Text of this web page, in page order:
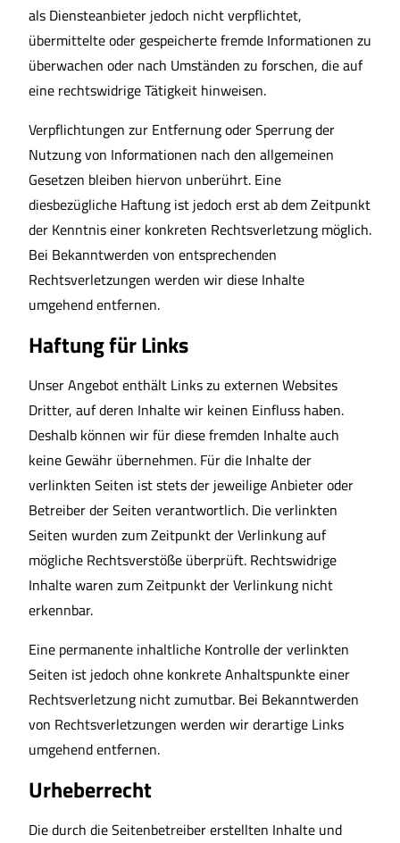
als Diensteanbieter jedoch nicht verpflichtet,
übermittelte oder gespeicherte fremde Informationen zu
überwachen oder nach Umständen zu forschen, die auf
eine rechtswidrige Tätigkeit hinweisen.
Verpflichtungen zur Entfernung oder Sperrung der
Nutzung von Informationen nach den allgemeinen
Gesetzen bleiben hiervon unberührt. Eine
diesbezügliche Haftung ist jedoch erst ab dem Zeitpunkt
der Kenntnis einer konkreten Rechtsverletzung möglich.
Bei Bekanntwerden von entsprechenden
Rechtsverletzungen werden wir diese Inhalte
umgehend entfernen.
Haftung für Links
Unser Angebot enthält Links zu externen Websites
Dritter, auf deren Inhalte wir keinen Einfluss haben.
Deshalb können wir für diese fremden Inhalte auch
keine Gewähr übernehmen. Für die Inhalte der
verlinkten Seiten ist stets der jeweilige Anbieter oder
Betreiber der Seiten verantwortlich. Die verlinkten
Seiten wurden zum Zeitpunkt der Verlinkung auf
mögliche Rechtsverstöße überprüft. Rechtswidrige
Inhalte waren zum Zeitpunkt der Verlinkung nicht
erkennbar.
Eine permanente inhaltliche Kontrolle der verlinkten
Seiten ist jedoch ohne konkrete Anhaltspunkte einer
Rechtsverletzung nicht zumutbar. Bei Bekanntwerden
von Rechtsverletzungen werden wir derartige Links
umgehend entfernen.
Urheberrecht
Die durch die Seitenbetreiber erstellten Inhalte und